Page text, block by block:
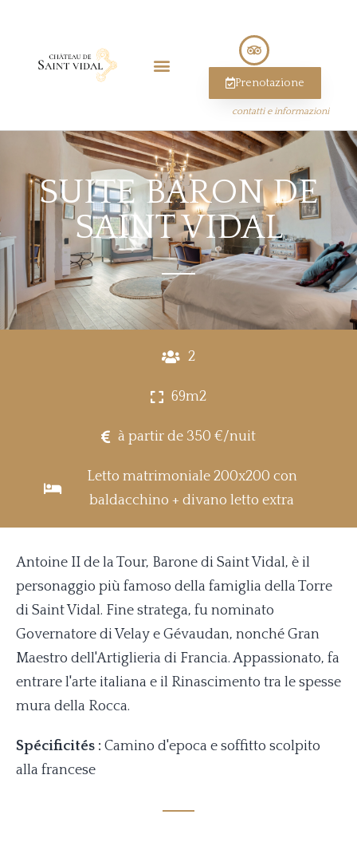
Prenotazione
contatti e informazioni
SUITE BARON DE
SAINT VIDAL
2
69m2
à partir de 350 €/nuit
Letto matrimoniale 200x200 con
baldacchino + divano letto extra
Antoine II de la Tour, Barone di Saint Vidal, è il
personaggio più famoso della famiglia della Torre
di Saint Vidal. Fine stratega, fu nominato
Governatore di Velay e Gévaudan, nonché Gran
Maestro dell'Artiglieria di Francia. Appassionato, fa
entrare l'arte italiana e il Rinascimento tra le spesse
mura della Rocca.
Spécificités : Camino d'epoca e soffitto scolpito
alla francese